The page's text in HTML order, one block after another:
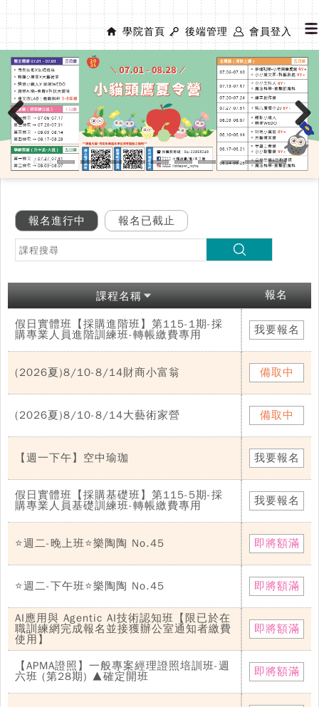
學院首頁 後端管理 會員登入
Previous Next
報名進行中 報名已截止
課程名稱 報名
假日實體班【採購進階班】第115-1期-採
購專業人員進階訓練班-轉帳繳費專用
我要報名
(2026夏)8/10-8/14財商小富翁 備取中
(2026夏)8/10-8/14大藝術家營 備取中
【週一下午】空中瑜珈 我要報名
假日實體班【採購基礎班】第115-5期-採
購專業人員基礎訓練班-轉帳繳費專用
我要報名
⭐週二-晚上班⭐樂陶陶 No.45 即將額滿
⭐週二-下午班⭐樂陶陶 No.45 即將額滿
AI應用與 Agentic AI技術認知班【限已於在
職訓練網完成報名並接獲辦公室通知者繳費
使用】
即將額滿
【APMA證照】一般專案經理證照培訓班-週
六班 (第28期) ▲確定開班
即將額滿